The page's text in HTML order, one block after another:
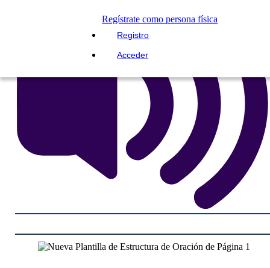
Regístrate como persona física
Registro
Acceder